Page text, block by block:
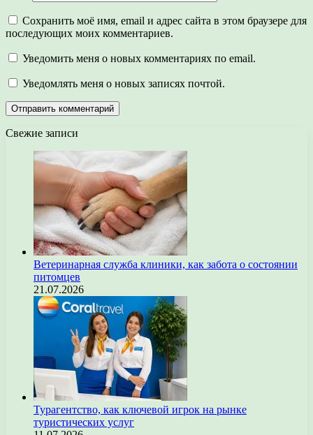
Сохранить моё имя, email и адрес сайта в этом браузере для
последующих моих комментариев.
Уведомить меня о новых комментариях по email.
Уведомлять меня о новых записях почтой.
Свежие записи
Ветеринарная служба клиники, как забота о состоянии
питомцев
21.07.2026
Турагентство, как ключевой игрок на рынке
туристических услуг